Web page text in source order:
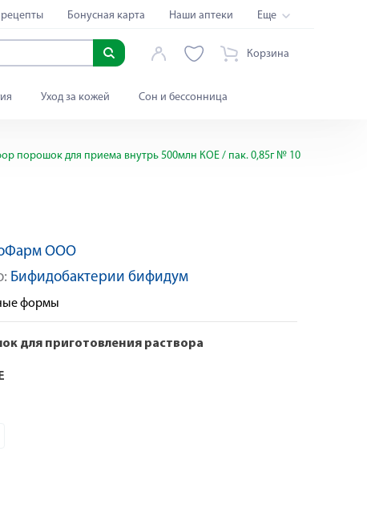
Бонусная карта Наши аптеки Еще
Корзина
Уход за кожей Сон и бессонница
порошок для приема внутрь 500млн КОЕ / пак. 0,85г № 10
ООО
Бифидобактерии бифидум
формы
для приготовления раствора